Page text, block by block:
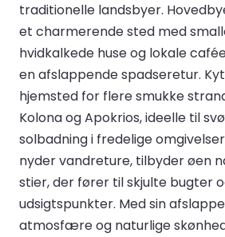
traditionelle landsbyer.
et charmerende sted med
hvidkalkede huse og lokale
en afslappende spadseretur.
hjemsted for flere smukke
Kolona og Apokrios, ideelle til
solbadning i fredelige
nyder vandreture, tilbyder øen
stier, der fører til skjulte bugter
udsigtspunkter. Med sin
atmosfære og naturlige